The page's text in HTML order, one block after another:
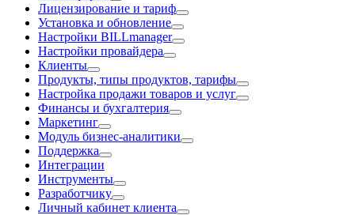
Лицензирование и тариф
Установка и обновление
Настройки BILLmanager
Настройки провайдера
Клиенты
Продукты, типы продуктов, тарифы
Настройка продажи товаров и услуг
Финансы и бухгалтерия
Маркетинг
Модуль бизнес-аналитики
Поддержка
Интеграции
Инструменты
Разработчику
Личный кабинет клиента